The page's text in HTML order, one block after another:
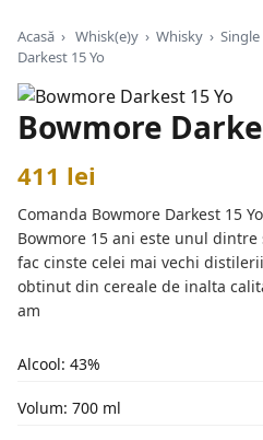
Acasă › Whisk(e)y › Whisky ›
Darkest 15 Yo
Bowmore
411 lei
Comanda Bowmore Darkest 15
Bowmore 15 ani este unul
fac cinste celei mai vechi
obtinut din cereale de inalta
am
Alcool: 43%
Volum: 700 ml